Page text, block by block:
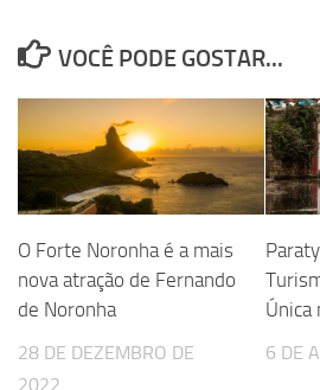
VOCÊ PODE GOSTAR...
O Forte Noronha é a mais
nova atração de Fernando
de Noronha
28 DE DEZEMBRO DE
2022
Única
6 DE